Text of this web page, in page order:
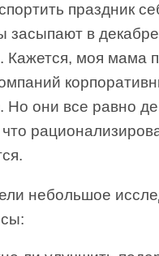
праздник
засыпают в
Кажется, моя мама
Но они все равно
небольшое